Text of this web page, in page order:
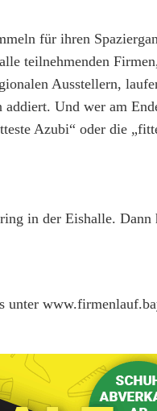
für ihren
teilnehmenden
Ausstellern,
Und wer am
Azubi“ oder die
in der Eishalle. Dann
unter